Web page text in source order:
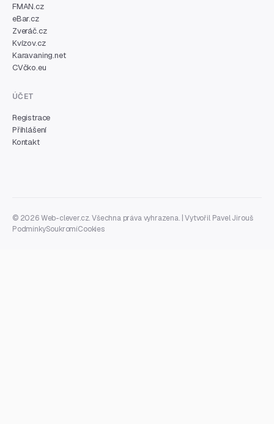
FMAN.cz
eBar.cz
Zveráč.cz
Kvízov.cz
Karavaning.net
CVčko.eu
ÚČET
Registrace
Přihlášení
Kontakt
© 2026 Web-clever.cz. Všechna práva vyhrazena. | Vytvořil Pavel Jirouš
PodmínkySoukromíCookies